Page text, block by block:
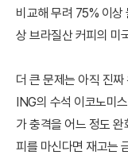
비교해 무려 75% 이상
상 브라질산 커피의 미
더 큰 문제는 아직 진
ING의 수석 이코노미
가 충격을 어느 정도
피를 마신다면 재고는